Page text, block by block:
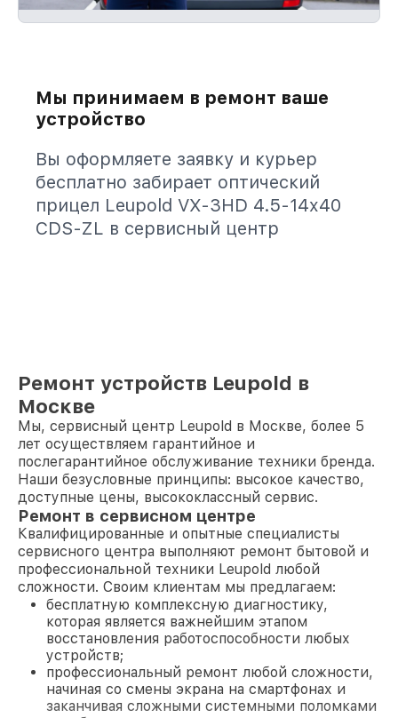
Мы принимаем в ремонт ваше
устройство
Вы оформляете заявку и курьер
бесплатно забирает оптический
прицел Leupold VX-3HD 4.5-14x40
CDS-ZL в сервисный центр
Ремонт устройств Leupold в
Москве
Мы, сервисный центр Leupold в Москве, более 5
лет осуществляем гарантийное и
послегарантийное обслуживание техники бренда.
Наши безусловные принципы: высокое качество,
доступные цены, высококлассный сервис.
Ремонт в сервисном центре
Квалифицированные и опытные специалисты
сервисного центра выполняют ремонт бытовой и
профессиональной техники Leupold любой
сложности. Своим клиентам мы предлагаем:
бесплатную комплексную диагностику,
которая является важнейшим этапом
восстановления работоспособности любых
устройств;
профессиональный ремонт любой сложности,
начиная со смены экрана на смартфонах и
заканчивая сложными системными поломками